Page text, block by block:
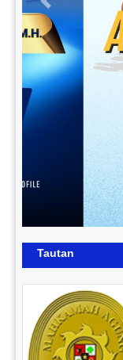
Previous
Tautan